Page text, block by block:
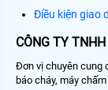
Điều kiện giao
CÔNG TY
Đơn vị chuyên cung
báo cháy, máy